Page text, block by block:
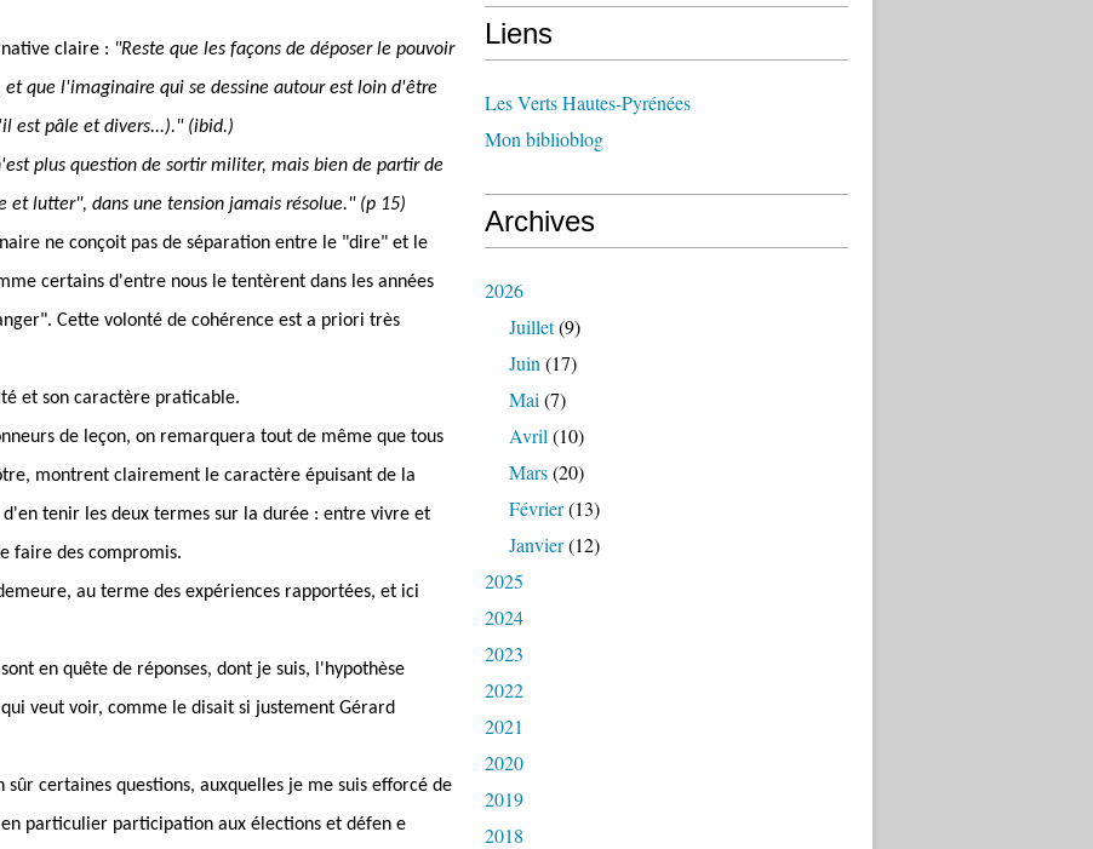
claire : "Reste que les façons de déposer le pouvoir
et que l'imaginaire qui se dessine autour est loin d'être
est pâle et divers...)." (ibid.)
plus question de sortir militer, mais bien de partir de
lutter", dans une tension jamais résolue." (p 15)
ne conçoit pas de séparation entre le "dire" et le
certains d'entre nous le tentèrent dans les années
Cette volonté de cohérence est a priori très
et son caractère praticable.
de leçon, on remarquera tout de même que tous
montrent clairement le caractère épuisant de la
tenir les deux termes sur la durée : entre vivre et
faire des compromis.
au terme des expériences rapportées, et ici
en quête de réponses, dont je suis, l'hypothèse
veut voir, comme le disait si justement Gérard
certaines questions, auxquelles je me suis efforcé de
particulier participation aux élections et défen e
Liens
Les Verts Hautes-Pyrénées
Mon biblioblog
Archives
2026
Juillet(9)
Juin (17)
Mai (7)
Avril (10)
Mars(20)
Février(13)
Janvier(12)
2025
2024
2023
2022
2021
2020
2019
2018